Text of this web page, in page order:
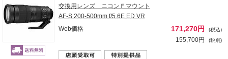
交換用レンズ ニコンＦマウント
AF-S 200-500mm f/5.6E ED VR
Web価格
171,270円 (税込)
155,700円 (税別)